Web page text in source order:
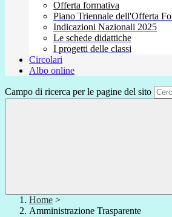
Offerta formativa
Piano Triennale dell'Offerta
Indicazioni Nazionali 2025
Le schede didattiche
I progetti delle classi
Circolari
Albo online
Campo di ricerca per le pagine del sito
Home >
Amministrazione Trasparente